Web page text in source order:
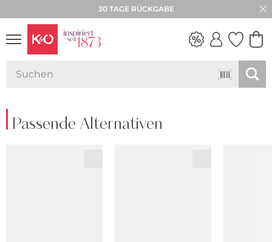
30 TAGE RÜCKGABE
Passende Alternativen